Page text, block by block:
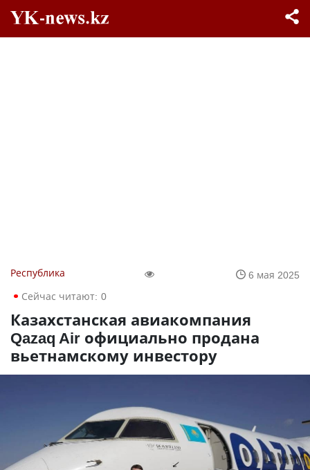
Республика
6 мая 2025
Сейчас читают: 0
Казахстанская авиакомпания
Qazaq Air официально продана
вьетнамскому инвестору